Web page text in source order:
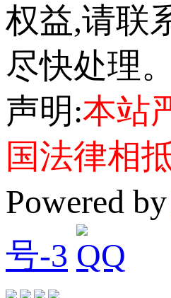
权益,请联
尽快处理。
声明:本站
国法律相
Powered by
号-3